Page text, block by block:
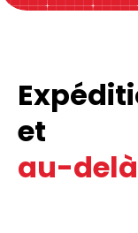
et
au-delà